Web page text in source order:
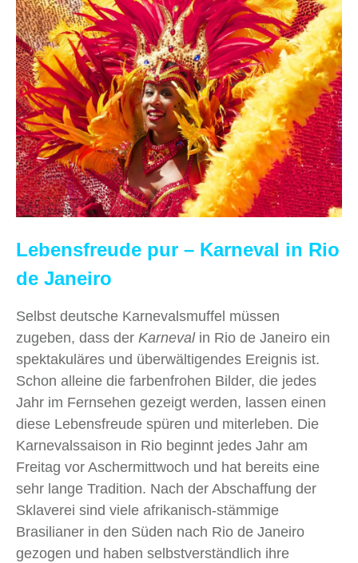
Lebensfreude pur – Karneval in Rio
de Janeiro
Selbst deutsche Karnevalsmuffel müssen
zugeben, dass der Karnevalin Rio de Janeiro ein
spektakuläres und überwältigendes Ereignis ist.
Schon alleine die farbenfrohen Bilder, die jedes
Jahr im Fernsehen gezeigt werden, lassen einen
diese Lebensfreude spüren und miterleben. Die
Karnevalssaison in Rio beginnt jedes Jahr am
Freitag vor Aschermittwoch und hat bereits eine
sehr lange Tradition. Nach der Abschaffung der
Sklaverei sind viele afrikanisch-stämmige
Brasilianer in den Süden nach Rio de Janeiro
gezogen und haben selbstverständlich ihre